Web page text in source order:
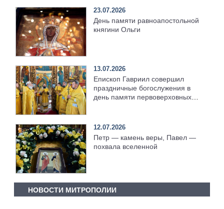
23.07.2026
День памяти равноапостольной
княгини Ольги
13.07.2026
Епископ Гавриил совершил
праздничные богослужения в
день памяти первоверховных
12.07.2026
Петр — камень веры, Павел —
похвала вселенной
НОВОСТИ МИТРОПОЛИИ